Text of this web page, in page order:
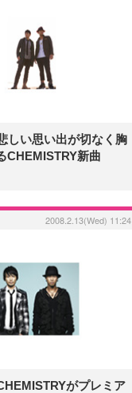
しい思い出が切なく胸
CHEMISTRY新曲
2008.2.13(Wed) 11:24
がプレミア